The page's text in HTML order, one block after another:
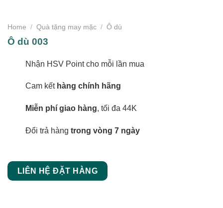
Home / Quà tặng may mặc / Ô dù
Ô dù 003
Nhận HSV Point cho mỗi lần mua
Cam kết hàng chính hãng
Miễn phí giao hàng, tối đa 44K
Đổi trả hàng trong vòng 7 ngày
LIÊN HỆ ĐẶT HÀNG